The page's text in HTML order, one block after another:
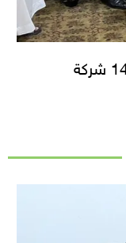
مريم الكعبي سفيرة الإمارات: 1485 شركة